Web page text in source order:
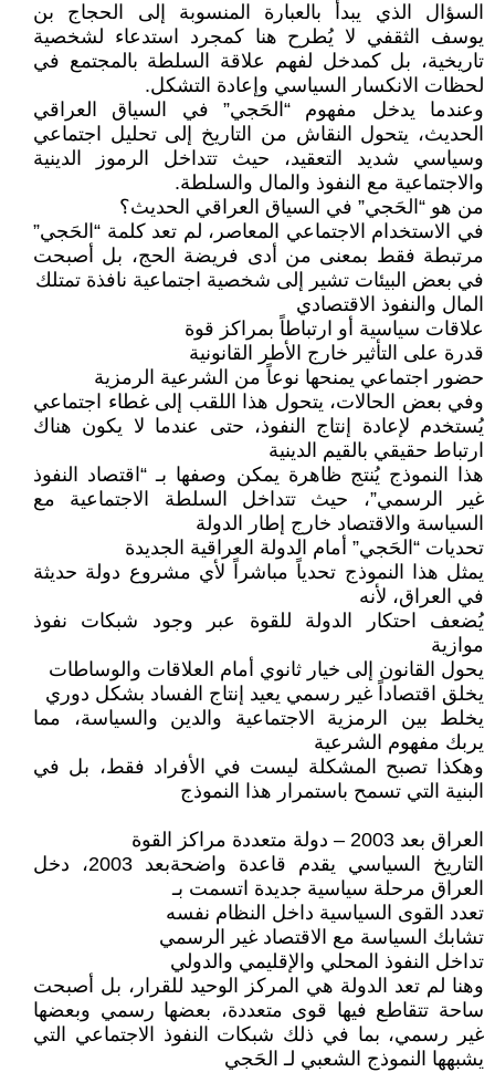
السؤال الذي يبدأ بالعبارة المنسوبة إلى الحجاج بن
يوسف الثقفي لا يُطرح هنا كمجرد استدعاء لشخصية
تاريخية، بل كمدخل لفهم علاقة السلطة بالمجتمع في
لحظات الانكسار السياسي وإعادة التشكل.
وعندما يدخل مفهوم “الحَجي” في السياق العراقي
الحديث، يتحول النقاش من التاريخ إلى تحليل اجتماعي
وسياسي شديد التعقيد، حيث تتداخل الرموز الدينية
والاجتماعية مع النفوذ والمال والسلطة.
من هو “الحَجي” في السياق العراقي الحديث؟
في الاستخدام الاجتماعي المعاصر، لم تعد كلمة “الحَجي”
مرتبطة فقط بمعنى من أدى فريضة الحج، بل أصبحت
في بعض البيئات تشير إلى شخصية اجتماعية نافذة تمتلك
المال والنفوذ الاقتصادي
علاقات سياسية أو ارتباطاً بمراكز قوة
قدرة على التأثير خارج الأطر القانونية
حضور اجتماعي يمنحها نوعاً من الشرعية الرمزية
وفي بعض الحالات، يتحول هذا اللقب إلى غطاء اجتماعي
يُستخدم لإعادة إنتاج النفوذ، حتى عندما لا يكون هناك
ارتباط حقيقي بالقيم الدينية
هذا النموذج يُنتج ظاهرة يمكن وصفها بـ “اقتصاد النفوذ
غير الرسمي”، حيث تتداخل السلطة الاجتماعية مع
السياسة والاقتصاد خارج إطار الدولة
تحديات “الحَجي” أمام الدولة العراقية الجديدة
يمثل هذا النموذج تحدياً مباشراً لأي مشروع دولة حديثة
في العراق، لأنه
يُضعف احتكار الدولة للقوة عبر وجود شبكات نفوذ
موازية
يحول القانون إلى خيار ثانوي أمام العلاقات والوساطات
يخلق اقتصاداً غير رسمي يعيد إنتاج الفساد بشكل دوري
يخلط بين الرمزية الاجتماعية والدين والسياسة، مما
يربك مفهوم الشرعية
وهكذا تصبح المشكلة ليست في الأفراد فقط، بل في
البنية التي تسمح باستمرار هذا النموذج
العراق بعد 2003 – دولة متعددة مراكز القوة
التاريخ السياسي يقدم قاعدة واضحةبعد 2003، دخل
العراق مرحلة سياسية جديدة اتسمت بـ
تعدد القوى السياسية داخل النظام نفسه
تشابك السياسة مع الاقتصاد غير الرسمي
تداخل النفوذ المحلي والإقليمي والدولي
وهنا لم تعد الدولة هي المركز الوحيد للقرار، بل أصبحت
ساحة تتقاطع فيها قوى متعددة، بعضها رسمي وبعضها
غير رسمي، بما في ذلك شبكات النفوذ الاجتماعي التي
يشبهها النموذج الشعبي لـ الحَجي